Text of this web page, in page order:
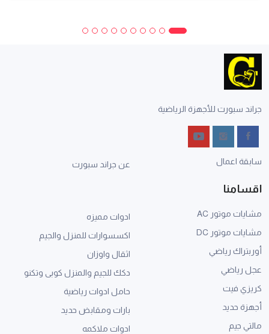
جراند سبورت للأجهزة الرياضية
سابقة اعمال عن جراند سبورت
اقسامنا
مشايات موتور AC
مشايات موتور DC
أوربتراك رياضي
عجل رياضي
كريزي فيت
أجهزة حديد
مالتي جيم
ادوات مميزه
اكسسوارات للمنزل والجيم
اثقال واوزان
دكك للجيم والمنزل كوبى وتكنو
حامل ادوات رياضية
بارات ومقابض حديد
ادوات ملاكمه